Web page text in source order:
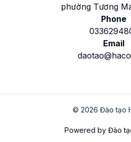
phường Tương
Phone
Email
© 2026 Đào tạo
Powered by Đào